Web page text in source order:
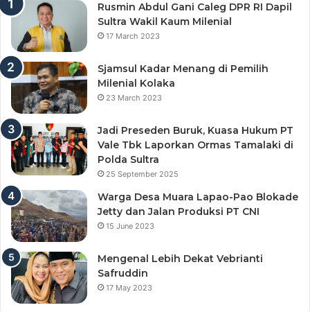
Rusmin Abdul Gani Caleg DPR RI Dapil
Sultra Wakil Kaum Milenial
17 March 2023
Sjamsul Kadar Menang di Pemilih
Milenial Kolaka
23 March 2023
Jadi Preseden Buruk, Kuasa Hukum PT
Vale Tbk Laporkan Ormas Tamalaki di
Polda Sultra
25 September 2025
Warga Desa Muara Lapao-Pao Blokade
Jetty dan Jalan Produksi PT CNI
15 June 2023
Mengenal Lebih Dekat Vebrianti
Safruddin
17 May 2023